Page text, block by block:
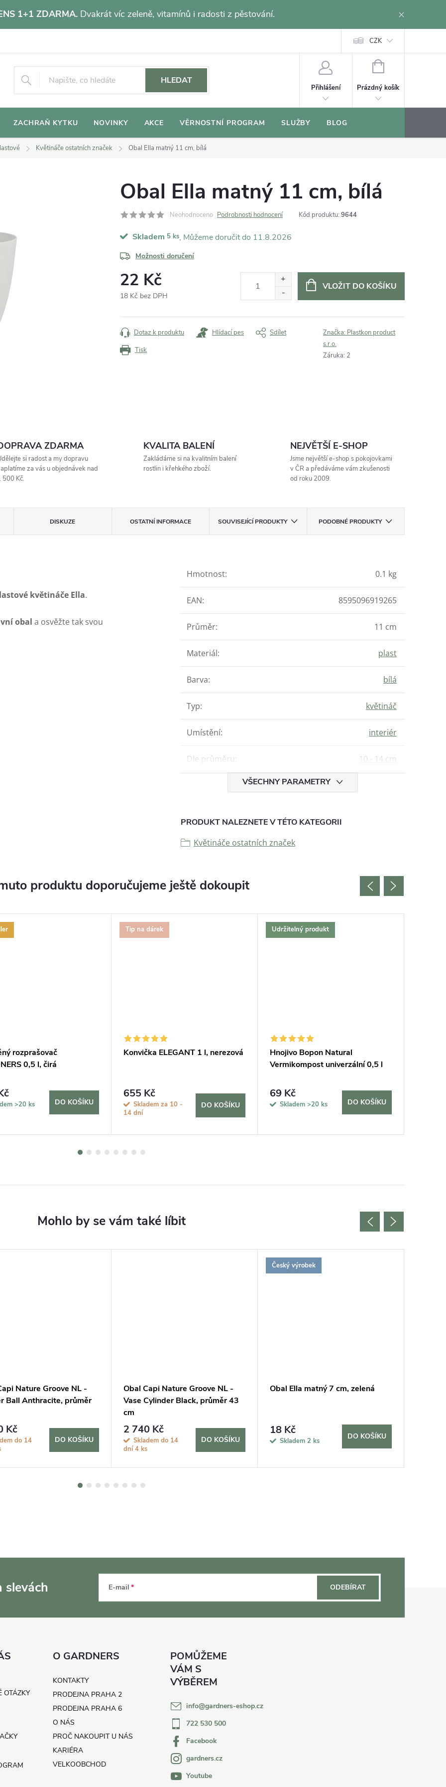
1+1 ZDARMA. Dvakrát víc zeleně, vitamínů i radosti z pěstování.
CZK
HLEDAT
Přihlášení
NÁKUPNÍ
Prázdný košík
ZACHRAŇ KYTKU NOVINKY AKCE VĚRNOSTNÍ PROGRAM SLUŽBY BLOG
Květináče ostatních značek Obal Ella matný 11 cm, bílá
Obal Ella matný 11 cm, bílá
Neohodnoceno Podrobnosti hodnocení Kód produktu: 9644
Skladem 5 ks 11.8.2026
Možnosti doručení
22 Kč
18 Kč bez DPH
cena:
VLOŽIT DO KOŠÍKU
Tisk
Dotaz k produktu Hlídací pes Sdílet Značka: Plastkon product
s.r.o.
Záruka: 2
ZDARMA
si radost a my dopravu
za vás u objednávek nad
500 Kč.
KVALITA BALENÍ
Zakládáme si na kvalitním balení
rostlin i křehkého zboží.
NEJVĚTŠÍ E-SHOP
Jsme největší e-shop s pokojovkami
v ČR a předáváme vám zkušenosti
od roku 2009.
DISKUZE OSTATNÍ INFORMACE SOUVISEJÍCÍ PRODUKTY PODOBNÉ PRODUKTY
květináče Ella.
obal a osvěžte tak svou
Hmotnost: 0.1 kg
EAN: 8595096919265
Průměr: 11 cm
Materiál: plast
Barva: bílá
Typ: květináč
Umístění: interiér
Dle průměru: 10 - 14 cm
VŠECHNY PARAMETRY
PRODUKT NALEZNETE V TÉTO KATEGORII
Květináče ostatních značek
produktu doporučujeme ještě dokoupit
rozprašovač
0,5 l, čirá
>20 ks DO KOŠÍKU
Tip na dárek
Konvička ELEGANT 1 l, nerezová
655 Kč
Skladem za 10 -
14 dní
DO KOŠÍKU
Udržitelný produkt
Hnojivo Bopon Natural
Vermikompost univerzální 0,5 l
69 Kč
Skladem >20 ks DO KOŠÍKU
Nature Groove NL -
Ball Anthracite, průměr
Kč
do 14
DO KOŠÍKU
Obal Capi Nature Groove NL -
Vase Cylinder Black, průměr 43
cm
2 740 Kč
Skladem do 14
dní4 ks
DO KOŠÍKU
Český výrobek
Obal Ella matný 7 cm, zelená
18 Kč
Skladem 2 ks
DO KOŠÍKU
slevách E-mail ODEBÍRAT
OTÁZKY
O GARDNERS
KONTAKTY
PRODEJNA PRAHA 2
PRODEJNA PRAHA 6
O NÁS
PROČ NAKOUPIT U NÁS
KARIÉRA
VELKOOBCHOD
info@gardners-eshop.cz
722 530 500
Facebook
gardners.cz
Youtube